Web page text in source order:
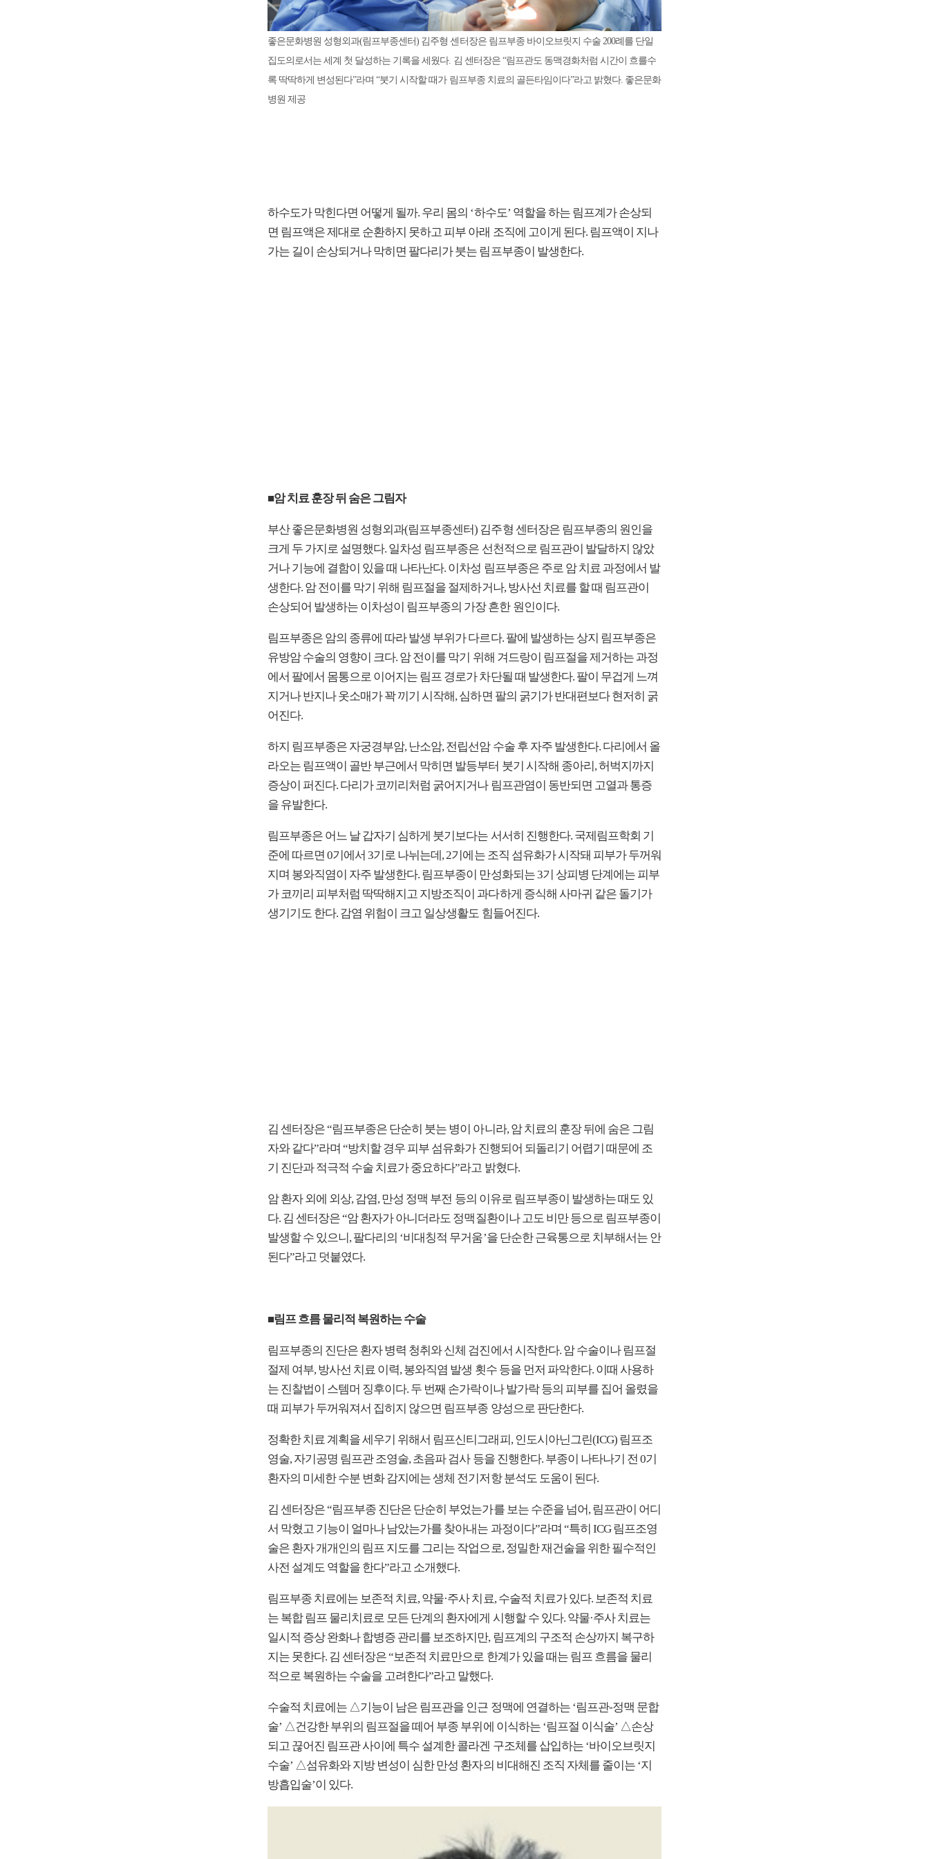
좋은문화병원 성형외과(림프부종센터) 김주형 센터장은 림프부종 바이오브릿지 수술 200례를 단일
집도의로서는 세계 첫 달성하는 기록을 세웠다. 김 센터장은 “림프관도 동맥경화처럼 시간이 흐를수
록 딱딱하게 변성된다”라며 “붓기 시작할 때가 림프부종 치료의 골든타임이다”라고 밝혔다. 좋은문화
병원 제공
하수도가 막힌다면 어떻게 될까. 우리 몸의 ‘하수도’ 역할을 하는 림프계가 손상되
면 림프액은 제대로 순환하지 못하고 피부 아래 조직에 고이게 된다. 림프액이 지나
가는 길이 손상되거나 막히면 팔다리가 붓는 림프부종이 발생한다.
■암 치료 훈장 뒤 숨은 그림자
부산 좋은문화병원 성형외과(림프부종센터) 김주형 센터장은 림프부종의 원인을
크게 두 가지로 설명했다. 일차성 림프부종은 선천적으로 림프관이 발달하지 않았
거나 기능에 결함이 있을 때 나타난다. 이차성 림프부종은 주로 암 치료 과정에서 발
생한다. 암 전이를 막기 위해 림프절을 절제하거나, 방사선 치료를 할 때 림프관이
손상되어 발생하는 이차성이 림프부종의 가장 흔한 원인이다.
림프부종은 암의 종류에 따라 발생 부위가 다르다. 팔에 발생하는 상지 림프부종은
유방암 수술의 영향이 크다. 암 전이를 막기 위해 겨드랑이 림프절을 제거하는 과정
에서 팔에서 몸통으로 이어지는 림프 경로가 차단될 때 발생한다. 팔이 무겁게 느껴
지거나 반지나 옷소매가 꽉 끼기 시작해, 심하면 팔의 굵기가 반대편보다 현저히 굵
어진다.
하지 림프부종은 자궁경부암, 난소암, 전립선암 수술 후 자주 발생한다. 다리에서 올
라오는 림프액이 골반 부근에서 막히면 발등부터 붓기 시작해 종아리, 허벅지까지
증상이 퍼진다. 다리가 코끼리처럼 굵어지거나 림프관염이 동반되면 고열과 통증
을 유발한다.
림프부종은 어느 날 갑자기 심하게 붓기보다는 서서히 진행한다. 국제림프학회 기
준에 따르면 0기에서 3기로 나뉘는데, 2기에는 조직 섬유화가 시작돼 피부가 두꺼워
지며 봉와직염이 자주 발생한다. 림프부종이 만성화되는 3기 상피병 단계에는 피부
가 코끼리 피부처럼 딱딱해지고 지방조직이 과다하게 증식해 사마귀 같은 돌기가
생기기도 한다. 감염 위험이 크고 일상생활도 힘들어진다.
김 센터장은 “림프부종은 단순히 붓는 병이 아니라, 암 치료의 훈장 뒤에 숨은 그림
자와 같다”라며 “방치할 경우 피부 섬유화가 진행되어 되돌리기 어렵기 때문에 조
기 진단과 적극적 수술 치료가 중요하다”라고 밝혔다.
암 환자 외에 외상, 감염, 만성 정맥 부전 등의 이유로 림프부종이 발생하는 때도 있
다. 김 센터장은 “암 환자가 아니더라도 정맥질환이나 고도 비만 등으로 림프부종이
발생할 수 있으니, 팔다리의 ‘비대칭적 무거움’을 단순한 근육통으로 치부해서는 안
된다”라고 덧붙였다.
■림프 흐름 물리적 복원하는 수술
림프부종의 진단은 환자 병력 청취와 신체 검진에서 시작한다. 암 수술이나 림프절
절제 여부, 방사선 치료 이력, 봉와직염 발생 횟수 등을 먼저 파악한다. 이때 사용하
는 진찰법이 스템머 징후이다. 두 번째 손가락이나 발가락 등의 피부를 집어 올렸을
때 피부가 두꺼워져서 집히지 않으면 림프부종 양성으로 판단한다.
정확한 치료 계획을 세우기 위해서 림프신티그래피, 인도시아닌그린(ICG) 림프조
영술, 자기공명 림프관 조영술, 초음파 검사 등을 진행한다. 부종이 나타나기 전 0기
환자의 미세한 수분 변화 감지에는 생체 전기저항 분석도 도움이 된다.
김 센터장은 “림프부종 진단은 단순히 부었는가를 보는 수준을 넘어, 림프관이 어디
서 막혔고 기능이 얼마나 남았는가를 찾아내는 과정이다”라며 “특히 ICG 림프조영
술은 환자 개개인의 림프 지도를 그리는 작업으로, 정밀한 재건술을 위한 필수적인
사전 설계도 역할을 한다”라고 소개했다.
림프부종 치료에는 보존적 치료, 약물·주사 치료, 수술적 치료가 있다. 보존적 치료
는 복합 림프 물리치료로 모든 단계의 환자에게 시행할 수 있다. 약물·주사 치료는
일시적 증상 완화나 합병증 관리를 보조하지만, 림프계의 구조적 손상까지 복구하
지는 못한다. 김 센터장은 “보존적 치료만으로 한계가 있을 때는 림프 흐름을 물리
적으로 복원하는 수술을 고려한다”라고 말했다.
수술적 치료에는 △기능이 남은 림프관을 인근 정맥에 연결하는 ‘림프관-정맥 문합
술’ △건강한 부위의 림프절을 떼어 부종 부위에 이식하는 ‘림프절 이식술’ △손상
되고 끊어진 림프관 사이에 특수 설계한 콜라겐 구조체를 삽입하는 ‘바이오브릿지
수술’ △섬유화와 지방 변성이 심한 만성 환자의 비대해진 조직 자체를 줄이는 ‘지
방흡입술’이 있다.